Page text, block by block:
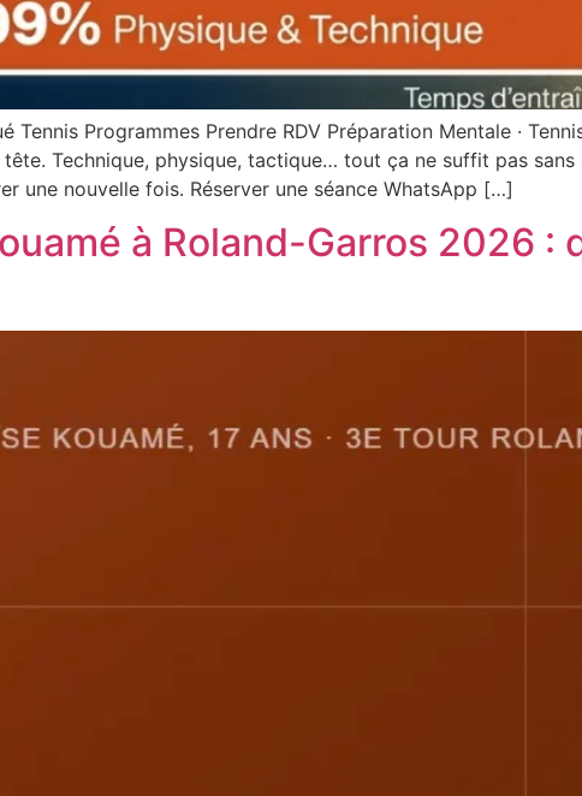
Tennis Programmes Prendre RDV Préparation Mentale ·
Technique, physique, tactique… tout ça ne suffit pas
une nouvelle fois. Réserver une séance WhatsApp […]
à Roland-Garros 2026